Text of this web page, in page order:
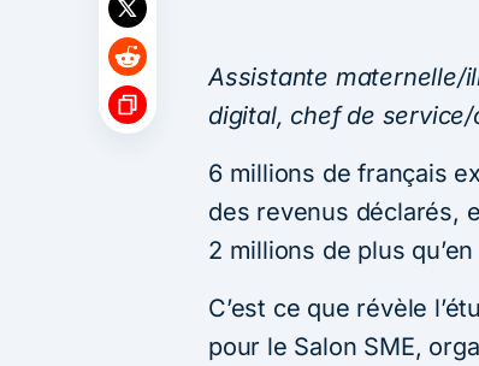
Assistante maternelle/
digital, chef de
6 millions de français
des revenus déclarés,
2 millions de plus qu’en
C’est ce que révèle
pour le Salon SME,